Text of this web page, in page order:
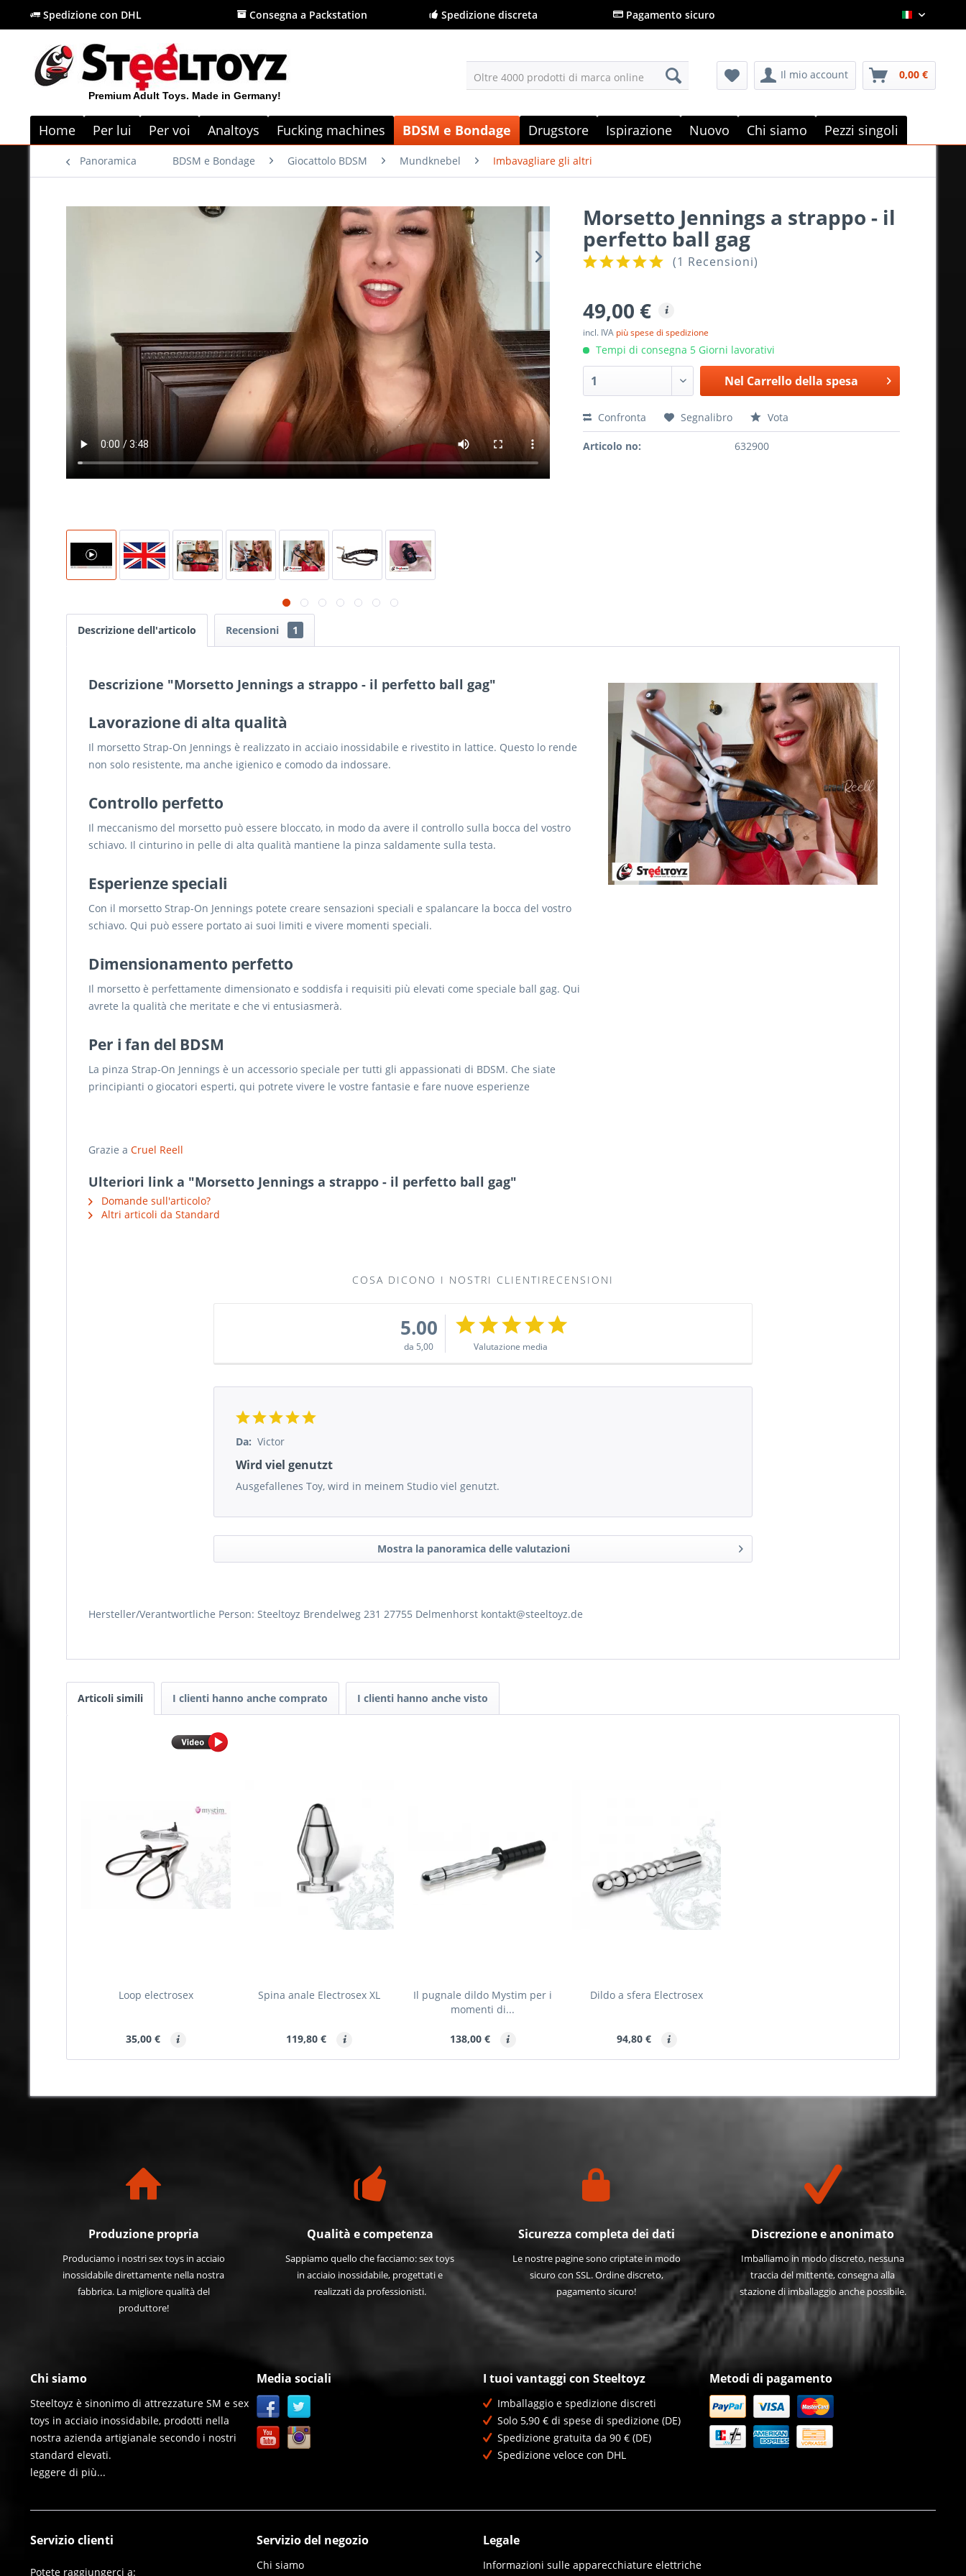
Spedizione con DHL Consegna a Packstation Spedizione discreta Pagamento sicuro Italian
Premium Adult Toys. Made in Germany!
Oltre 4000 prodotti di marca online Il mio account 0,00 €
Home Per lui Per voi Analtoys Fucking machines BDSM e Bondage Drugstore Ispirazione Nuovo Chi siamo Pezzi singoli
Panoramica BDSM e Bondage Giocattolo BDSM Mundknebel Imbavagliare gli altri
Morsetto Jennings a strappo - il
perfetto ball gag
(1 Recensioni)
49,00 €
incl. IVA più spese di spedizione
Tempi di consegna 5 Giorni lavorativi
Nel Carrello della spesa
Confronta Segnalibro Vota
Articolo no: 632900
Descrizione dell'articolo Recensioni 1
Descrizione "Morsetto Jennings a strappo - il perfetto ball gag"
Lavorazione di alta qualità
Il morsetto Strap-On Jennings è realizzato in acciaio inossidabile e rivestito in lattice. Questo lo rende
non solo resistente, ma anche igienico e comodo da indossare.
Controllo perfetto
Il meccanismo del morsetto può essere bloccato, in modo da avere il controllo sulla bocca del vostro
schiavo. Il cinturino in pelle di alta qualità mantiene la pinza saldamente sulla testa.
Esperienze speciali
Con il morsetto Strap-On Jennings potete creare sensazioni speciali e spalancare la bocca del vostro
schiavo. Qui può essere portato ai suoi limiti e vivere momenti speciali.
Dimensionamento perfetto
Il morsetto è perfettamente dimensionato e soddisfa i requisiti più elevati come speciale ball gag. Qui
avrete la qualità che meritate e che vi entusiasmerà.
Per i fan del BDSM
La pinza Strap-On Jennings è un accessorio speciale per tutti gli appassionati di BDSM. Che siate
principianti o giocatori esperti, qui potrete vivere le vostre fantasie e fare nuove esperienze
Grazie a Cruel Reell
Ulteriori link a "Morsetto Jennings a strappo - il perfetto ball gag"
Domande sull'articolo?
Altri articoli da Standard
COSA DICONO I NOSTRI CLIENTIRECENSIONI
5.00
da 5,00 Valutazione media
Da: Victor
Wird viel genutzt
Ausgefallenes Toy, wird in meinem Studio viel genutzt.
Mostra la panoramica delle valutazioni
Hersteller/Verantwortliche Person: Steeltoyz Brendelweg 231 27755 Delmenhorst kontakt@steeltoyz.de
Articoli simili I clienti hanno anche comprato I clienti hanno anche visto
Loop electrosex
35,00 €
Spina anale Electrosex XL
119,80 €
Il pugnale dildo Mystim per i
momenti di...
138,00 €
Dildo a sfera Electrosex
94,80 €
Produzione propria
Produciamo i nostri sex toys in acciaio
inossidabile direttamente nella nostra
fabbrica. La migliore qualità del
produttore!
Qualità e competenza
Sappiamo quello che facciamo: sex toys
in acciaio inossidabile, progettati e
realizzati da professionisti.
Sicurezza completa dei dati
Le nostre pagine sono criptate in modo
sicuro con SSL. Ordine discreto,
pagamento sicuro!
Discrezione e anonimato
Imballiamo in modo discreto, nessuna
traccia del mittente, consegna alla
stazione di imballaggio anche possibile.
Chi siamo
Steeltoyz è sinonimo di attrezzature SM e sex
toys in acciaio inossidabile, prodotti nella
nostra azienda artigianale secondo i nostri
standard elevati.
leggere di più...
Media sociali I tuoi vantaggi con Steeltoyz
Imballaggio e spedizione discreti
Solo 5,90 € di spese di spedizione (DE)
Spedizione gratuita da 90 € (DE)
Spedizione veloce con DHL
Metodi di pagamento
Servizio clienti
Potete raggiungerci a:
Servizio del negozio
Chi siamo
Legale
Informazioni sulle apparecchiature elettriche